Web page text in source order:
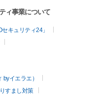
ィ事業について
キュリティ24」
イエラエ）
すまし対策